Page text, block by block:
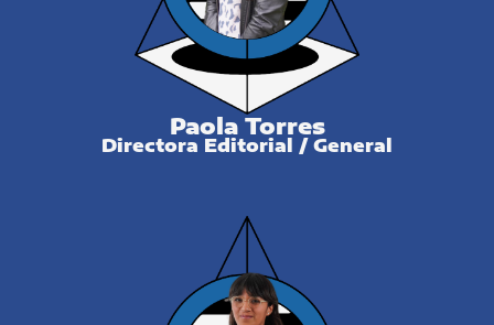
Paola Torres
Directora Editorial / General